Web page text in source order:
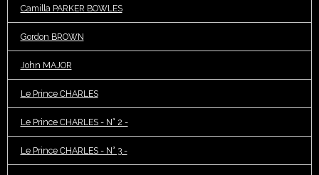
Camilla PARKER BOWLES
Gordon BROWN
John MAJOR
Le Prince CHARLES
Le Prince CHARLES - N° 2 -
Le Prince CHARLES - N° 3 -